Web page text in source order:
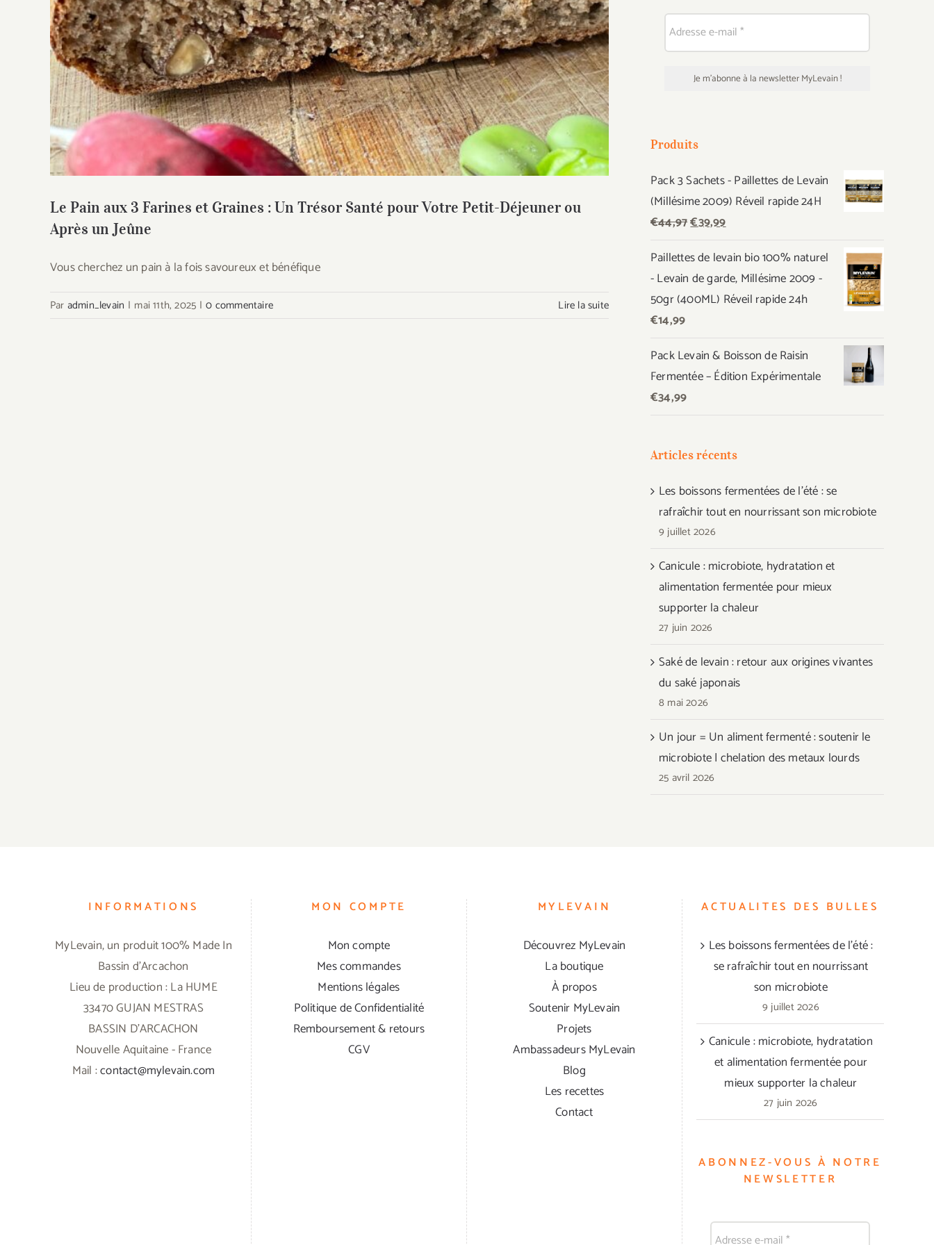
Le Pain aux 3 Farines et Graines : Un Trésor Santé pour Votre Petit-Déjeuner ou Après
un Jeûne
Le Pain aux 3 Farines et Graines : Un Trésor Santé pour Votre Petit-Déjeuner ou
Après un Jeûne
Vous cherchez un pain à la fois savoureux et bénéfique
Par admin_levain | mai 11th, 2025 | 0 commentaire Lire la suite
Produits
Pack 3 Sachets - Paillettes de Levain
(Millésime 2009) Réveil rapide 24H
€44,97Le
initial
était :
€44,97.
€39,99Le
actuel
est :
€39,99.
Paillettes de levain bio 100% naturel
- Levain de garde, Millésime 2009 -
50gr (400ML) Réveil rapide 24h
€14,99
Pack Levain & Boisson de Raisin
Fermentée – Édition Expérimentale
€34,99
Articles récents
Les boissons fermentées de l’été : se
rafraîchir tout en nourrissant son microbiote
9 juillet 2026
Canicule : microbiote, hydratation et
alimentation fermentée pour mieux
supporter la chaleur
27 juin 2026
Saké de levain : retour aux origines vivantes
du saké japonais
8 mai 2026
Un jour = Un aliment fermenté : soutenir le
microbiote | chelation des metaux lourds
25 avril 2026
INFORMATIONS
MyLevain, un produit 100% Made In
Bassin d'Arcachon
Lieu de production : La HUME
33470 GUJAN MESTRAS
BASSIN D'ARCACHON
Nouvelle Aquitaine - France
Mail :contact@mylevain.com
MON COMPTE
Mon compte
Mes commandes
Mentions légales
Politique de Confidentialité
Remboursement & retours
CGV
MYLEVAIN
Découvrez MyLevain
La boutique
À propos
Soutenir MyLevain
Projets
Ambassadeurs MyLevain
Blog
Les recettes
Contact
ACTUALITES DES BULLES
Les boissons fermentées de l’été :
se rafraîchir tout en nourrissant
son microbiote
9 juillet 2026
Canicule : microbiote, hydratation
et alimentation fermentée pour
mieux supporter la chaleur
27 juin 2026
ABONNEZ-VOUS À NOTRE
NEWSLETTER